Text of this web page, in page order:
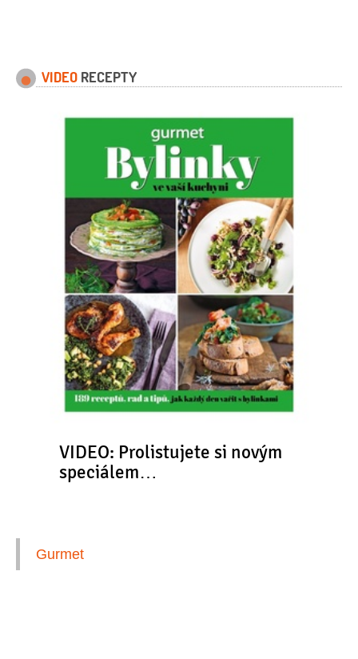
VIDEO RECEPTY
VIDEO: Prolistujete si novým
speciálem…
Gurmet